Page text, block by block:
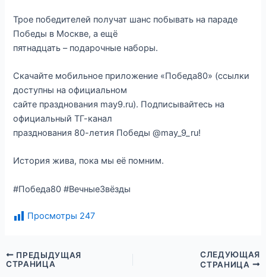
Трое победителей получат шанс побывать на параде
Победы в Москве, а ещё
пятнадцать – подарочные наборы.
Скачайте мобильное приложение «Победа80» (ссылки
доступны на официальном
сайте празднования may9.ru). Подписывайтесь на
официальный ТГ-канал
празднования 80-летия Победы @may_9_ru!
История жива, пока мы её помним.
#Победа80 #ВечныеЗвёзды
Просмотры 247
ПРЕДЫДУЩАЯ
СТРАНИЦА
СЛЕДУЮЩАЯ
СТРАНИЦА